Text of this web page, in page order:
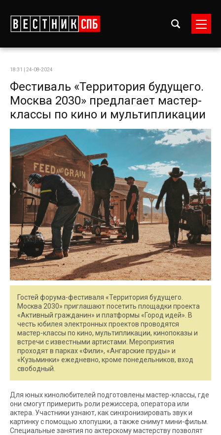
18:31 | 24-08-2024
Фестиваль «Территория будущего.
Москва 2030» предлагает мастер-
классы по кино и мультипликации
Гостей форума-фестиваля «Территория будущего.
Москва 2030» приглашают посетить площадки проекта
«Активный гражданин» и платформы «Город идей». В
честь юбилея электронных проектов проводятся
мастер-классы по кино, мультипликации, кинопоказы и
встречи с известными артистами. Мероприятия
проходят в парках «Фили», «Ангарские пруды» и
«Кузьминки» ежедневно, кроме понедельников, вход
свободный.
Для юных кинолюбителей подготовлены мастер-классы, где
они смогут примерить роли режиссера, оператора или
актера. Участники узнают, как синхронизировать звук и
картинку с помощью хлопушки, а также снимут мини-фильм.
Специальные занятия по актерскому мастерству позволят